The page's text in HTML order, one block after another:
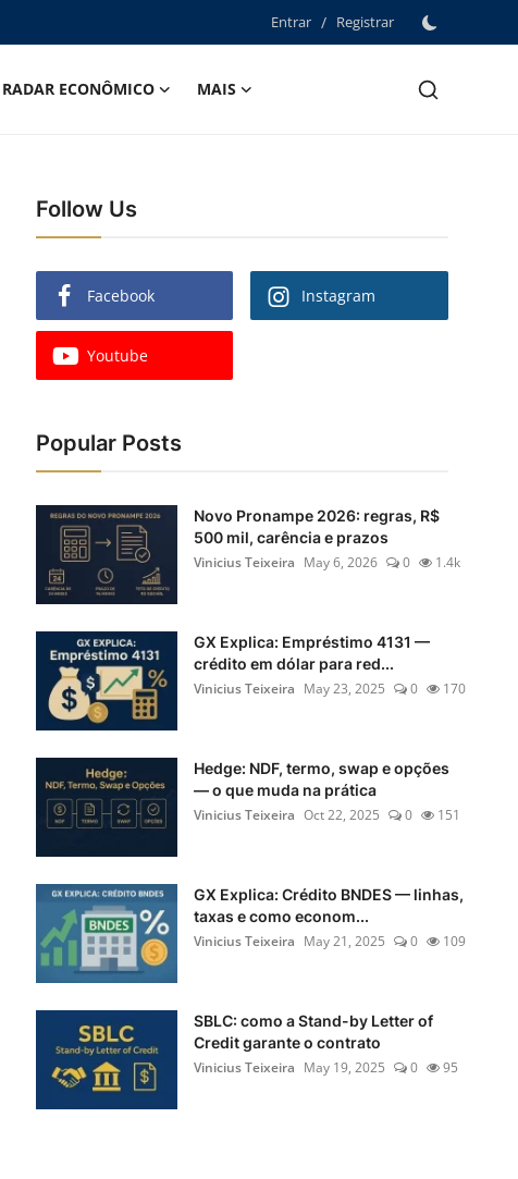
Entrar / Registrar
RADAR ECONÔMICO
MAIS
Follow Us
Facebook Instagram
Youtube
Popular Posts
Novo Pronampe 2026: regras, R$
500 mil, carência e prazos
Vinicius Teixeira May 6, 2026 0 1.4k
GX Explica: Empréstimo 4131 —
crédito em dólar para red...
Vinicius Teixeira May 23, 2025 0 170
Hedge: NDF, termo, swap e opções
— o que muda na prática
Vinicius Teixeira Oct 22, 2025 0 151
GX Explica: Crédito BNDES — linhas,
taxas e como econom...
Vinicius Teixeira May 21, 2025 0 109
SBLC: como a Stand-by Letter of
Credit garante o contrato
Vinicius Teixeira May 19, 2025 0 95